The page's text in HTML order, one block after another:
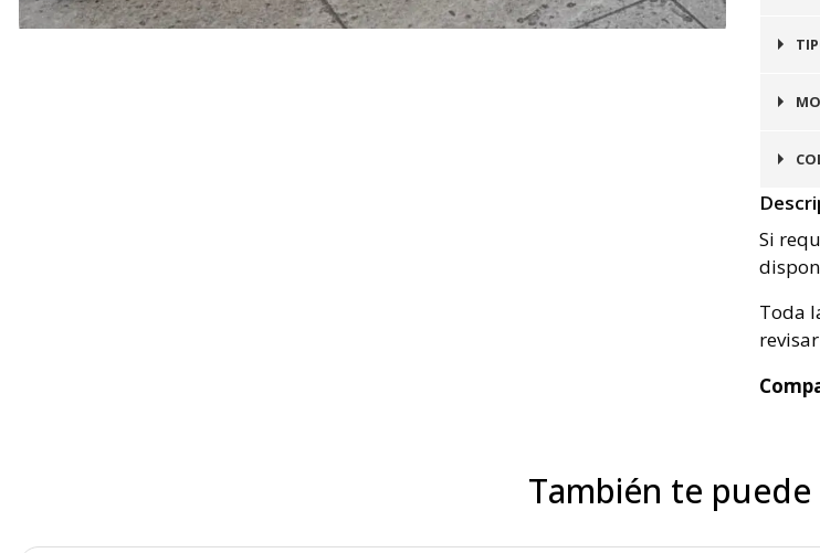
2
Si
Toda
revisar
También te